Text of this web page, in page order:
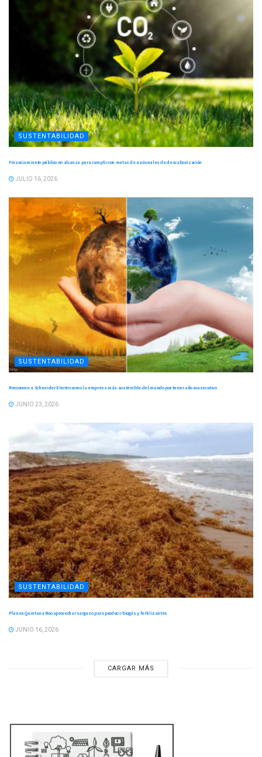
SUSTENTABILIDAD
Financiamiento público no alcanza para cumplir con metas de nacionales de descabonización
JULIO 16, 2026
SUSTENTABILIDAD
Reconocen a Schneider Electric como la empresa más sostenible del mundo por tercer año consecutivo
JUNIO 23, 2026
SUSTENTABILIDAD
Planea Quintana Roo aprovechar sargazo para producir biogás y fertilizantes
JUNIO 16, 2026
CARGAR MÁS